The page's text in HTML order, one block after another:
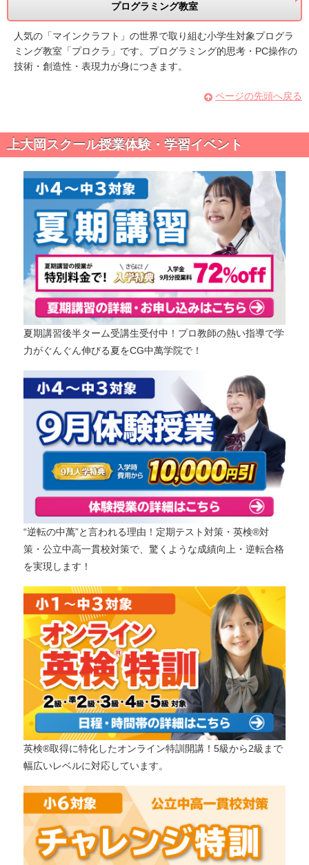
プログラミング教室
人気の「マインクラフト」の世界で取り組む小学生対象プログラ
ミング教室「プロクラ」です。プログラミング的思考・PC操作の
技術・創造性・表現力が身につきます。
ページの先頭へ戻る
上大岡スクール授業体験・学習イベント
夏期講習後半ターム受講生受付中！プロ教師の熱い指導で学
力がぐんぐん伸びる夏をCG中萬学院で！
“逆転の中萬”と言われる理由！定期テスト対策・英検®対
策・公立中高一貫校対策で、驚くような成績向上・逆転合格
を実現します！
英検®取得に特化したオンライン特訓開講！5級から2級まで
幅広いレベルに対応しています。